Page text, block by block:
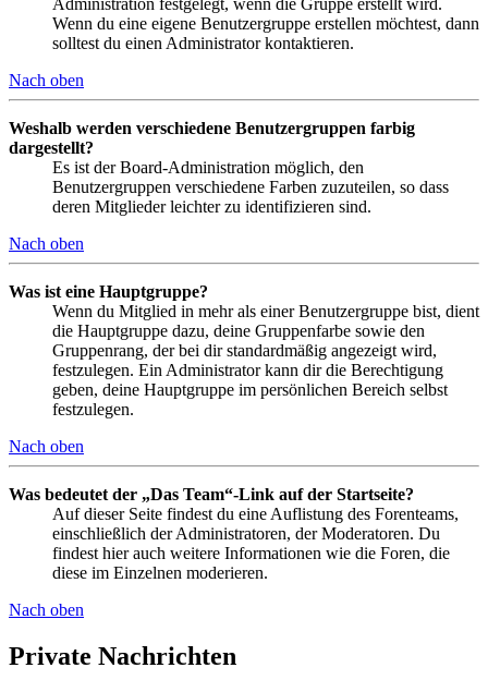
Administration festgelegt, wenn die Gruppe erstellt wird.
Wenn du eine eigene Benutzergruppe erstellen möchtest, dann
solltest du einen Administrator kontaktieren.
Nach oben
Weshalb werden verschiedene Benutzergruppen farbig
dargestellt?
Es ist der Board-Administration möglich, den
Benutzergruppen verschiedene Farben zuzuteilen, so dass
deren Mitglieder leichter zu identifizieren sind.
Nach oben
Was ist eine Hauptgruppe?
Wenn du Mitglied in mehr als einer Benutzergruppe bist, dient
die Hauptgruppe dazu, deine Gruppenfarbe sowie den
Gruppenrang, der bei dir standardmäßig angezeigt wird,
festzulegen. Ein Administrator kann dir die Berechtigung
geben, deine Hauptgruppe im persönlichen Bereich selbst
festzulegen.
Nach oben
Was bedeutet der „Das Team“-Link auf der Startseite?
Auf dieser Seite findest du eine Auflistung des Forenteams,
einschließlich der Administratoren, der Moderatoren. Du
findest hier auch weitere Informationen wie die Foren, die
diese im Einzelnen moderieren.
Nach oben
Private Nachrichten